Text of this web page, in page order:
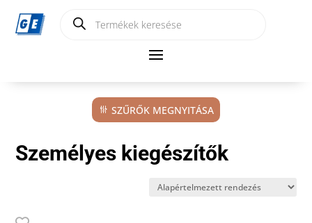
search
SZŰRŐK MEGNYITÁSA
Személyes kiegészítők